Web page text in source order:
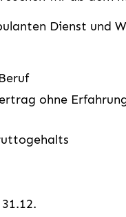
Dienst und
ohne